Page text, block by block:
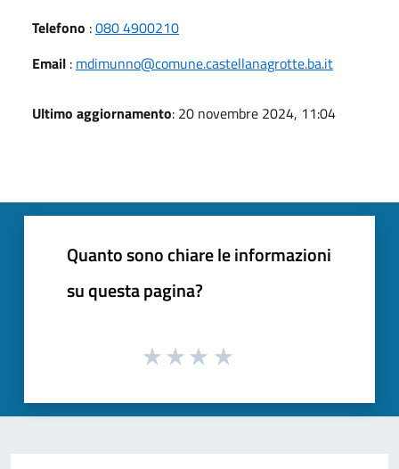
Telefono :080 4900210
Email : mdimunno@comune.castellanagrotte.ba.it
Ultimo aggiornamento: 20 novembre 2024, 11:04
Quanto sono chiare le informazioni
su questa pagina?